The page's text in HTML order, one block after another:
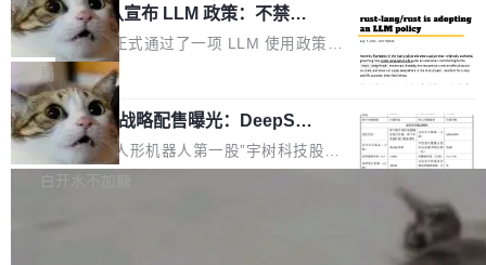
配、功耗与稳定性调优、兼容性测评及统一互联
等内容展开系统讲解和实战交流，帮助企业进一
步了解开源鸿蒙在智能...
Hub 员工 kdaigle 在 HN 讨论中贴出了一组数
据：2025 年全年 10 亿次 commit。现在，每周
2.75 亿次，全年预计 140 亿次。GitHub...
ontinual Harness。在 ARC-AGI 3 基准测试
上，Prime Agent + Opus 5 的组合达到了 95.
5% RHAE Best@1，超过了 ARC 报告的人类专
家基线 95.4%。 不是又一个 coding agent 包装
器 Prime Agent 的架构和市面上大多数 coding
agent 有本质区别。大多数 agent harness 的设
计是基于早期模型的能力—...
Rust 项目团队宣布 LLM 政策：不禁
止，但你要承认哪些代码不是你写的
Rust 语言项目正式通过了一项 LLM 使用政策，
覆盖 rust-lang/rust 单一仓库的代码贡献。这不
是项目级别的官方立场，目前由五个团队采纳，
但它可能是主流开源项目中关于 AI 辅助贡献最
细致的一份规则。 政策的核心只有一句话：LLM
可以用来分析、提炼、审阅、建议，但不能用来
局
宇树科技 IPO 战略配售曝光：DeepSe
ek 获配 93.3 万股，锁定 36 个月
8月6日晚间，“人形机器人第一股”宇树科技股份
有限公司披露IPO发行价格及战略配售结果，杭
白开水不加糖